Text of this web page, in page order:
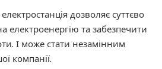
дозволяє суттєво
електроенергію та забезпечити
І може стати незамінним
компанії.